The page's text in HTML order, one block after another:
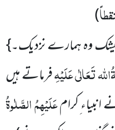
)
وہ ہمارے نزدیک۔}
تَعَالٰی عَلَیْہِفرماتے ہیں
ِکرامعَلَیْہِمُ الصَّلٰوۃُ